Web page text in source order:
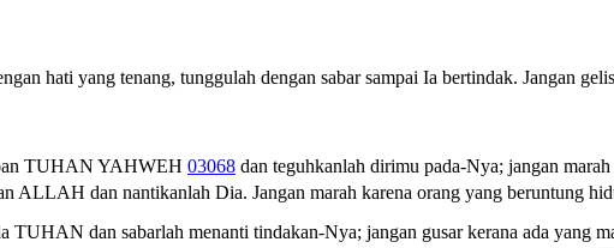
hati yang tenang, tunggulah dengan sabar sampai Ia bertindak. Jangan
TUHAN YAHWEH 03068 dan teguhkanlah dirimu pada-Nya; jangan
ALLAH dan nantikanlah Dia. Jangan marah karena orang yang beruntung
TUHAN dan sabarlah menanti tindakan-Nya; jangan gusar kerana ada yang